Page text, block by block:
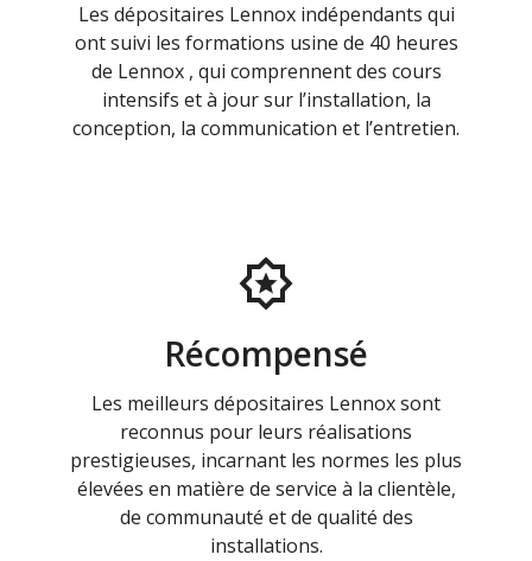
Les dépositaires Lennox indépendants qui
ont suivi les formations usine de 40 heures
de Lennox , qui comprennent des cours
intensifs et à jour sur l’installation, la
conception, la communication et l’entretien.
Récompensé
Les meilleurs dépositaires Lennox sont
reconnus pour leurs réalisations
prestigieuses, incarnant les normes les plus
élevées en matière de service à la clientèle,
de communauté et de qualité des
installations.